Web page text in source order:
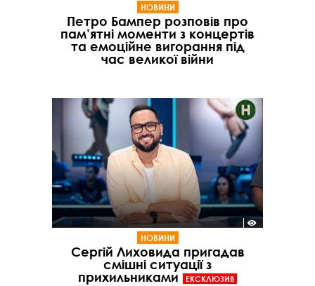
НОВИНИ
Петро Бампер розповів про
пам’ятні моменти з концертів
та емоційне вигорання під
час великої війни
НОВИНИ
Сергій Лиховида пригадав
смішні ситуації з
прихильниками
ЕКСКЛЮЗИВ